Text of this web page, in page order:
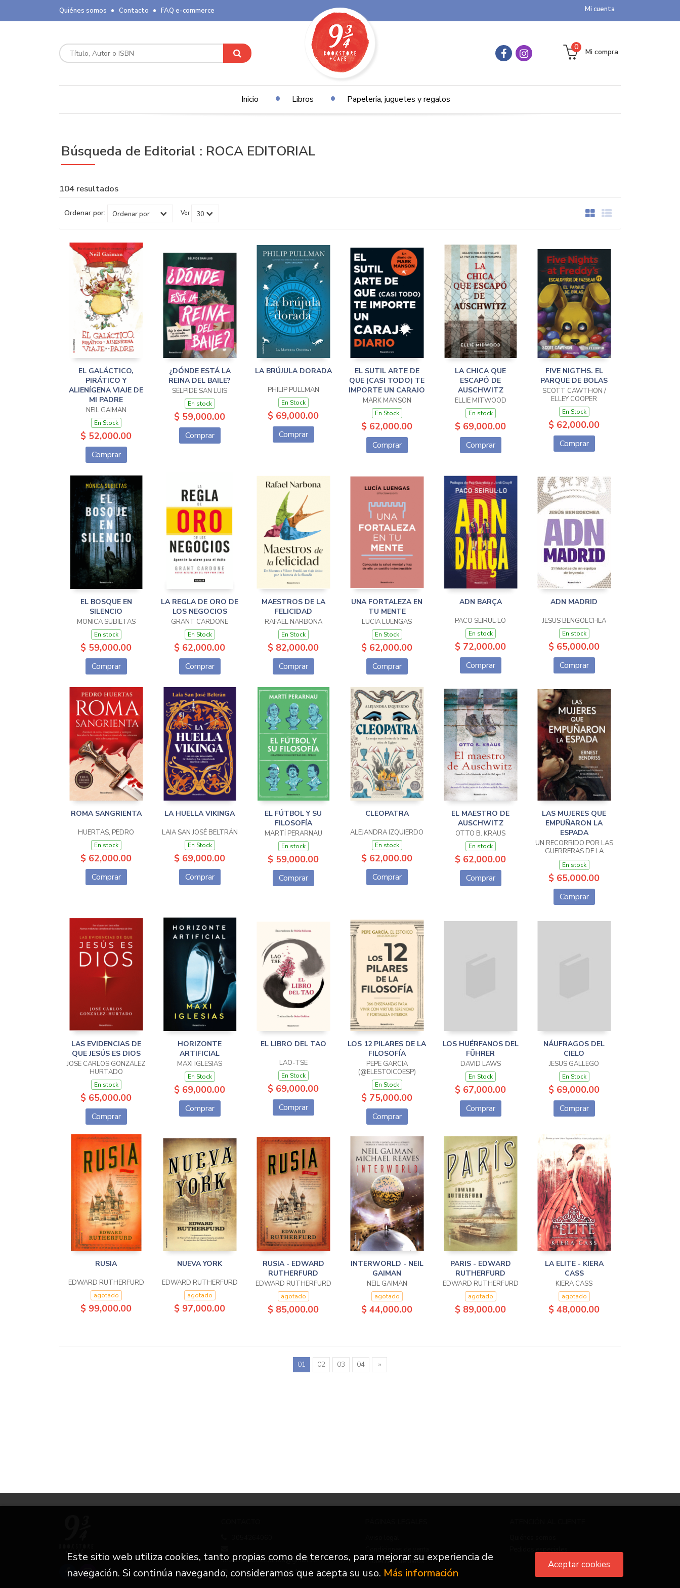
Mi cuenta
Quiénes somos Contacto FAQ e-commerce
Mi compra
0
Inicio Libros Papelería, juguetes y regalos
Búsqueda de Editorial : ROCA EDITORIAL
104 resultados
Ordenar por: Ver
EL GALÁCTICO,
PIRÁTICO Y
ALIENÍGENA VIAJE DE
MI PADRE
NEIL GAIMAN
En Stock
$ 52,000.00
Comprar
¿DÓNDE ESTÁ LA
REINA DEL BAILE?
SÉLPIDE SAN LUIS
En stock
$ 59,000.00
Comprar
LA BRÚJULA DORADA
PHILIP PULLMAN
En Stock
$ 69,000.00
Comprar
EL SUTIL ARTE DE
QUE (CASI TODO) TE
IMPORTE UN CARAJO
MARK MANSON
En Stock
$ 62,000.00
Comprar
LA CHICA QUE
ESCAPÓ DE
AUSCHWITZ
ELLIE MITWOOD
En stock
$ 69,000.00
Comprar
FIVE NIGTHS. EL
PARQUE DE BOLAS
SCOTT CAWTHON /
ELLEY COOPER
En Stock
$ 62,000.00
Comprar
EL BOSQUE EN
SILENCIO
MÓNICA SUBIETAS
En stock
$ 59,000.00
Comprar
LA REGLA DE ORO DE
LOS NEGOCIOS
GRANT CARDONE
En Stock
$ 62,000.00
Comprar
MAESTROS DE LA
FELICIDAD
RAFAEL NARBONA
En Stock
$ 82,000.00
Comprar
UNA FORTALEZA EN
TU MENTE
LUCÍA LUENGAS
En Stock
$ 62,000.00
Comprar
ADN BARÇA
PACO SEIRUL·LO
En stock
$ 72,000.00
Comprar
ADN MADRID
JESÚS BENGOECHEA
En stock
$ 65,000.00
Comprar
ROMA SANGRIENTA
HUERTAS, PEDRO
En stock
$ 62,000.00
Comprar
LA HUELLA VIKINGA
LAIA SAN JOSÉ BELTRÁN
En Stock
$ 69,000.00
Comprar
EL FÚTBOL Y SU
FILOSOFÍA
MARTÍ PERARNAU
En stock
$ 59,000.00
Comprar
CLEOPATRA
ALEJANDRA IZQUIERDO
En stock
$ 62,000.00
Comprar
EL MAESTRO DE
AUSCHWITZ
OTTO B. KRAUS
En stock
$ 62,000.00
Comprar
LAS MUJERES QUE
EMPUÑARON LA
ESPADA
UN RECORRIDO POR LAS
GUERRERAS DE LA
HISTORIA, DE LA
ANTIGÜEDAD A LA
SEGUNDA GUERRA
MUNDIAL
En stock
$ 65,000.00
Comprar
LAS EVIDENCIAS DE
QUE JESÚS ES DIOS
JOSÉ CARLOS GONZÁLEZ
HURTADO
En stock
$ 65,000.00
Comprar
HORIZONTE
ARTIFICIAL
MAXI IGLESIAS
En Stock
$ 69,000.00
Comprar
EL LIBRO DEL TAO
LAO-TSE
En Stock
$ 69,000.00
Comprar
LOS 12 PILARES DE LA
FILOSOFÍA
PEPE GARCÍA
(@ELESTOICOESP)
En Stock
$ 75,000.00
Comprar
LOS HUÉRFANOS DEL
FÜHRER
DAVID LAWS
En Stock
$ 67,000.00
Comprar
NÁUFRAGOS DEL
CIELO
JESUS GALLEGO
En Stock
$ 69,000.00
Comprar
RUSIA
EDWARD RUTHERFURD
agotado
$ 99,000.00
NUEVA YORK
EDWARD RUTHERFURD
agotado
$ 97,000.00
RUSIA - EDWARD
RUTHERFURD
EDWARD RUTHERFURD
agotado
$ 85,000.00
INTERWORLD - NEIL
GAIMAN
NEIL GAIMAN
agotado
$ 44,000.00
PARIS - EDWARD
RUTHERFURD
EDWARD RUTHERFURD
agotado
$ 89,000.00
LA ELITE - KIERA
CASS
KIERA CASS
agotado
$ 48,000.00
01 02 03 04 »
info.nuevetrescuartos@gmail.com
Formulario de contacto
Protección de datos
Este sitio web utiliza cookies, tanto propias como de terceros, para mejorar su experiencia de
navegación. Si continúa navegando, consideramos que acepta su uso. Más información
Aceptar cookies